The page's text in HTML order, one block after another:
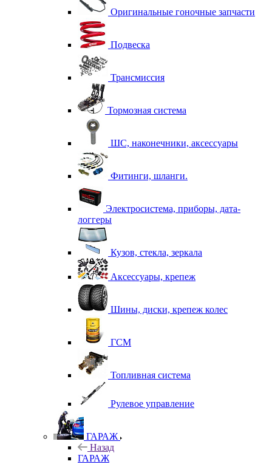
Оригинальные гоночные запчасти
Подвеска
Трансмиссия
Тормозная система
ШС, наконечники, аксессуары
Фитинги, шланги.
Электросистема, приборы, дата-
логгеры
Кузов, стекла, зеркала
Аксессуары, крепеж
Шины, диски, крепеж колес
ГСМ
Топливная система
Рулевое управление
ГАРАЖ
Назад
ГАРАЖ